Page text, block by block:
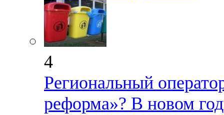
4
Региональный
реформа»? В новом